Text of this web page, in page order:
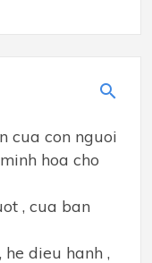
cua con nguoi
hoa cho
, cua ban
dieu hanh ,